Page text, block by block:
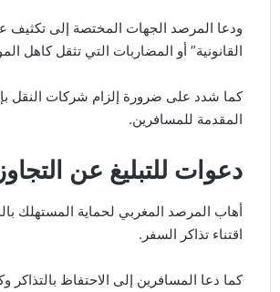
ودعا المرصد الجهات المختصة إلى تكثيف
القانونية” أو المضاربات التي تثقل كاهل
كما شدد على ضرورة إلزام شركات النقل
المقدمة للمسافرين.
دعوات للتبليغ عن
أهاب المرصد المغربي لحماية المستهلك
اقتناء تذاكر السفر.
كما دعا المسافرين إلى الاحتفاظ